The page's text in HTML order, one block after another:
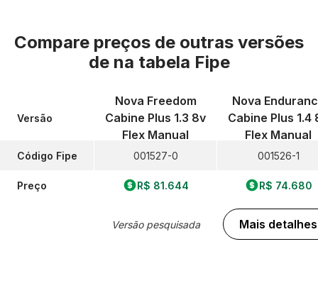
Compare preços de outras versões
de na tabela Fipe
Versão
Código Fipe
Preço
Nova Freedom
Cabine Plus 1.3 8v
Flex Manual
001527-0
R$ 81.644
Versão pesquisada
Nova
Cabine Plus 1.4
Flex Manual
001526-1
R$ 74.680
Mais detalhes